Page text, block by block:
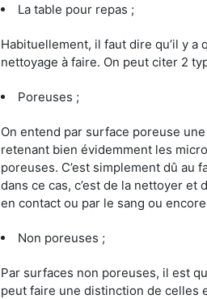
La table pour repas ;
Habituellement, il faut dire qu’il y
nettoyage à faire. On peut citer 2
Poreuses ;
On entend par surface poreuse
retenant bien évidemment les
poreuses. C’est simplement dû au
dans ce cas, c’est de la nettoyer
en contact ou par le sang ou
Non poreuses ;
Par surfaces non poreuses, il est
peut faire une distinction de celles